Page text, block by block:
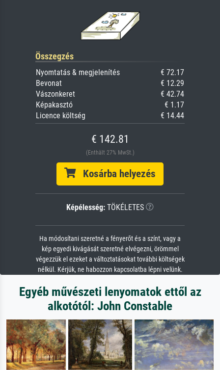
Összegzés
Nyomtatás & megjelenítés
€ 72.17
Bevonat
€ 12.29
Vászonkeret
€ 42.74
Képakasztó
€ 1.17
Licence költség
€ 14.44
€ 142.81
(Enthält 27% MwSt.)
Kosárba helyezés
Képélesség: TÖKÉLETES
Ha módosítani szeretné a fényerőt és a színt, vagy a
kép egyedi kivágását szeretné elvégezni, örömmel
végezzük el ezeket a változtatásokat további költségek
nélkül. Kérjük, ne habozzon kapcsolatba lépni velünk.
Egyéb művészeti lenyomatok ettől az
alkotótól: John Constable